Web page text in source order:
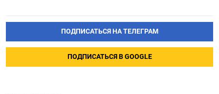
ПОДПИСАТЬСЯ НА ТЕЛЕГРАМ
ПОДПИСАТЬСЯ В GOOGLE